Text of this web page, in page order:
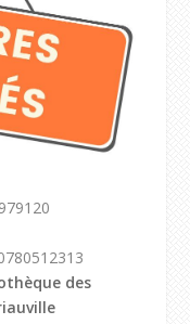
des